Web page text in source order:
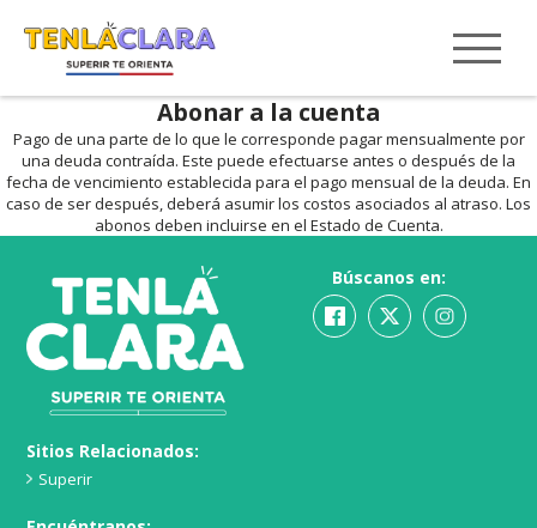
Abonar a la cuenta
Pago de una parte de lo que le corresponde pagar mensualmente por
una deuda contraída. Este puede efectuarse antes o después de la
fecha de vencimiento establecida para el pago mensual de la deuda. En
caso de ser después, deberá asumir los costos asociados al atraso. Los
abonos deben incluirse en el Estado de Cuenta.
Sitios Relacionados:
Superir
Búscanos en: